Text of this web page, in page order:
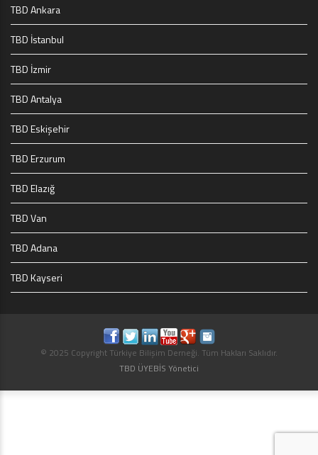
TBD Ankara
TBD İstanbul
TBD İzmir
TBD Antalya
TBD Eskişehir
TBD Erzurum
TBD Elazığ
TBD Van
TBD Adana
TBD Kayseri
© 2025 Copyright Türkiye Bilişim Derneği. Tüm Hakları Saklıdır.
TBD ÜYEBİS Yönetici